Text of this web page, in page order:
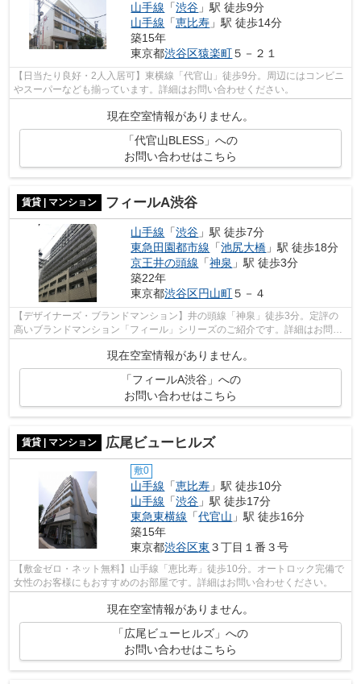
山手線 「渋谷 」駅 徒歩9分
山手線 「恵比寿 」駅 徒歩14分
築15年
東京都渋谷区猿楽町５－２１
【日当たり良好・2人入居可】東横線「代官山」徒歩9分。周辺にはコンビニ
やスーパーなども揃っています。詳細はお問い合わせください。
現在空室情報がありません。
「代官山BLESS」への
お問い合わせはこちら
賃貸 | マンション フィールA渋谷
山手線 「渋谷 」駅 徒歩7分
東急田園都市線 「池尻大橋 」駅 徒歩18分
京王井の頭線 「神泉 」駅 徒歩3分
築22年
東京都渋谷区円山町５－４
【デザイナーズ・ブランドマンション】井の頭線「神泉」徒歩3分。定評の
高いブランドマンション「フィール」シリーズのご紹介です。詳細はお問い
合わせください。
現在空室情報がありません。
「フィールA渋谷」への
お問い合わせはこちら
賃貸 | マンション 広尾ビューヒルズ
敷0
山手線 「恵比寿 」駅 徒歩10分
山手線 「渋谷 」駅 徒歩17分
東急東横線 「代官山 」駅 徒歩16分
築15年
東京都渋谷区東 ３丁目１番３号
【敷金ゼロ・ネット無料】山手線「恵比寿」徒歩10分。オートロック完備で
女性のお客様にもおすすめのお部屋です。詳細はお問い合わせください。
現在空室情報がありません。
「広尾ビューヒルズ」への
お問い合わせはこちら